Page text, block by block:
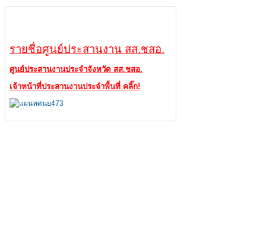
รายชื่อศูนย์ประสานงาน สส.ชสอ.
ศูนย์ประสานงานประจำจังหวัด สส.ชสอ.
เจ้าหน้าที่ประสานงานประจำพื้นที่ คลิ๊ก!